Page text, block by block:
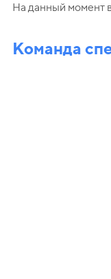
На данный момент
Команда